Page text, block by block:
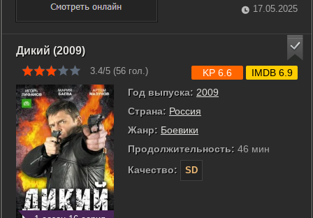
только в криминальные сводки, но и в прессу. Московский
начальник Морозова, Зимин, ...
17.05.2025
Дикий (2009)
3.4/5 (56 гол.)
Год выпуска: 2009
Страна: Россия
Жанр: Боевики
Продолжительность: 46 мин
Качество:
SD
KP 6.6 IMDB 6.9